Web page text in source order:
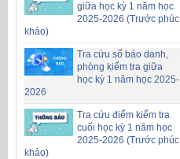
giữa học kỳ 1 năm học
2025-2026 (Trước phúc
khảo)
Tra cứu số báo danh,
phòng kiểm tra giữa
học kỳ 1 năm học 2025-
2026
Tra cứu điểm kiểm tra
cuối học kỳ 1 năm học
2025-2026 (Trước phúc
khảo)